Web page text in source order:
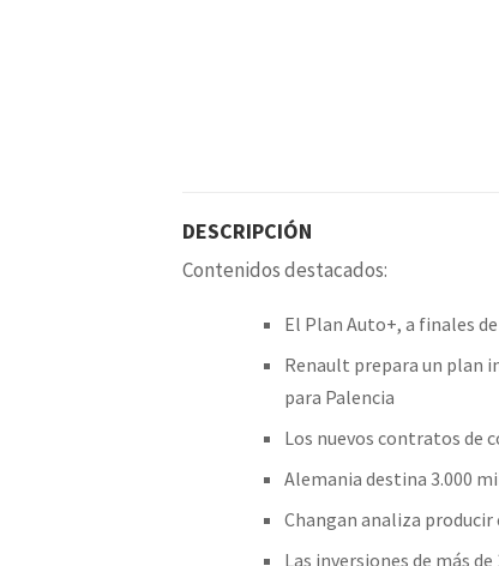
DESCRIPCIÓN
Contenidos destacados:
El Plan Auto+, a finales
Renault prepara un plan
para Palencia
Los nuevos contratos de
Alemania destina 3.000
Changan analiza
Las inversiones de más